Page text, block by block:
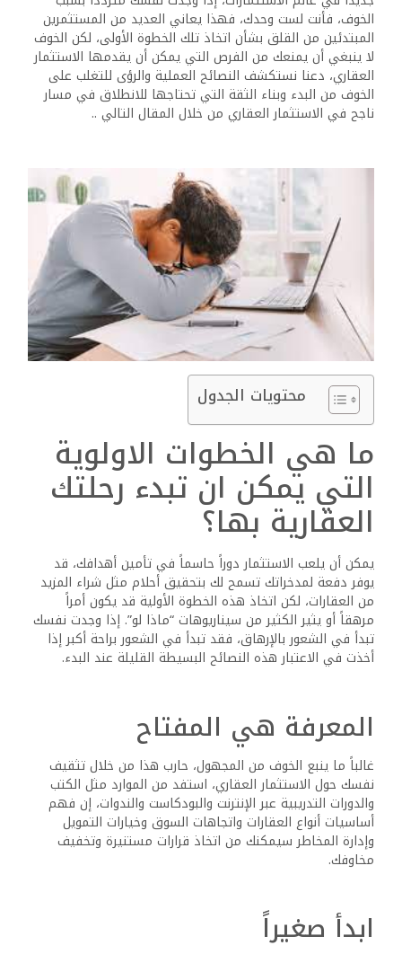
الخوف، فأنت لست وحدك، فهذا يعاني العديد من المستثمرين
المبتدئين من القلق بشأن اتخاذ تلك الخطوة الأولى، لكن الخوف
لا ينبغي أن يمنعك من الفرص التي يمكن أن يقدمها الاستثمار
العقاري، دعنا نستكشف النصائح العملية والرؤى للتغلب على
الخوف من البدء وبناء الثقة التي تحتاجها للانطلاق في مسار
ناجح في الاستثمار العقاري من خلال المقال التالي ..
محتويات الجدول
ما هي الخطوات الاولوية
التي يمكن ان تبدء رحلتك
العقارية بها؟
يمكن أن يلعب الاستثمار دوراً حاسماً في تأمين أهدافك، قد
يوفر دفعة لمدخراتك تسمح لك بتحقيق أحلام مثل شراء المزيد
من العقارات، لكن اتخاذ هذه الخطوة الأولية قد يكون أمراً
مرهقاً أو يثير الكثير من سيناريوهات “ماذا لو”. إذا وجدت نفسك
تبدأ في الشعور بالإرهاق، فقد تبدأ في الشعور براحة أكبر إذا
أخذت في الاعتبار هذه النصائح البسيطة القليلة عند البدء.
المعرفة هي المفتاح
غالباً ما ينبع الخوف من المجهول، حارب هذا من خلال تثقيف
نفسك حول الاستثمار العقاري، استفد من الموارد مثل الكتب
والدورات التدريبية عبر الإنترنت والبودكاست والندوات، إن فهم
أساسيات أنواع العقارات واتجاهات السوق وخيارات التمويل
وإدارة المخاطر سيمكنك من اتخاذ قرارات مستنيرة وتخفيف
مخاوفك.
ابدأ صغيراً